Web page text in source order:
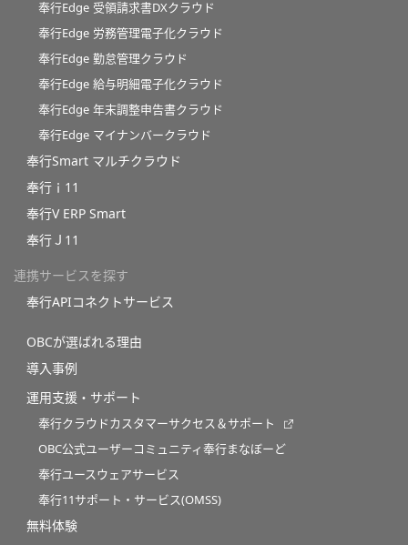
奉行Edge 受領請求書DXクラウド
奉行Edge 労務管理電子化クラウド
奉行Edge 勤怠管理クラウド
奉行Edge 給与明細電子化クラウド
奉行Edge 年末調整申告書クラウド
奉行Edge マイナンバークラウド
奉行Smart マルチクラウド
奉行ｉ11
奉行V ERP Smart
奉行Ｊ11
連携サービスを探す
奉行APIコネクトサービス
OBCが選ばれる理由
導入事例
運用支援・サポート
奉行クラウドカスタマーサクセス＆サポート
OBC公式ユーザーコミュニティ奉行まなぼーど
奉行ユースウェアサービス
奉行11サポート・サービス(OMSS)
無料体験